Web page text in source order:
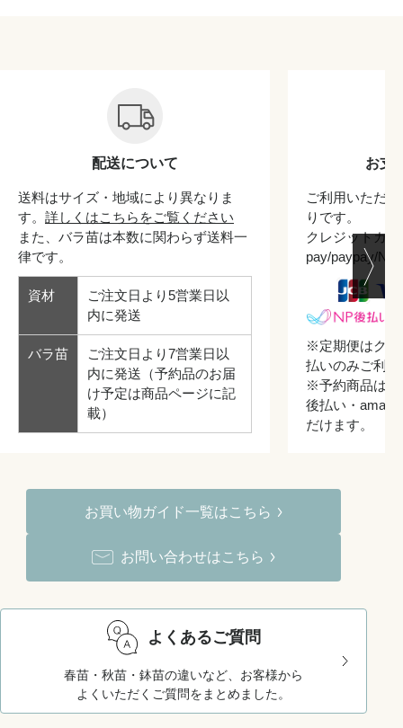
配送について
送料はサイズ・地域により異なりま
す。 詳しくはこちらをご覧ください
また、バラ苗は本数に関わらず送料一
律です。
資材
ご注文日より5営業日以
内に発送
バラ苗
ご注文日より7営業日以
内に発送（予約品のお届
け予定は商品ページに記
載）
お支
ご利用いただ
りです。
クレジットカ
pay/paypay/
※定期便はクレ
払いのみご利
※予約商品はク
後払い・
だけます。
お買い物ガイド一覧はこちら
お問い合わせはこちら
よくあるご質問
春苗・秋苗・鉢苗の違いなど、お客様から
よくいただくご質問をまとめました。